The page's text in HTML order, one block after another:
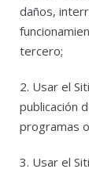
daños,
tercero;
2. Usar el
publicación
programas
3. Usar el